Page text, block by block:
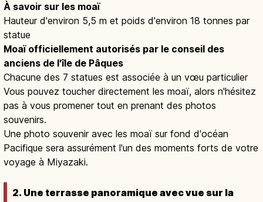
À savoir sur les moaï
Hauteur d'environ 5,5 m et poids d'environ 18 tonnes par
statue
Moaï officiellement autorisés par le conseil des
anciens de l'île de Pâques
Chacune des 7 statues est associée à un vœu particulier
Vous pouvez toucher directement les moaï, alors n'hésitez
pas à vous promener tout en prenant des photos
souvenirs.
Une photo souvenir avec les moaï sur fond d'océan
Pacifique sera assurément l'un des moments forts de votre
voyage à Miyazaki.
2. Une terrasse panoramique avec vue sur la